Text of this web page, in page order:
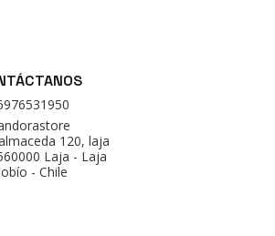
120, laja
Laja - Laja
- Chile